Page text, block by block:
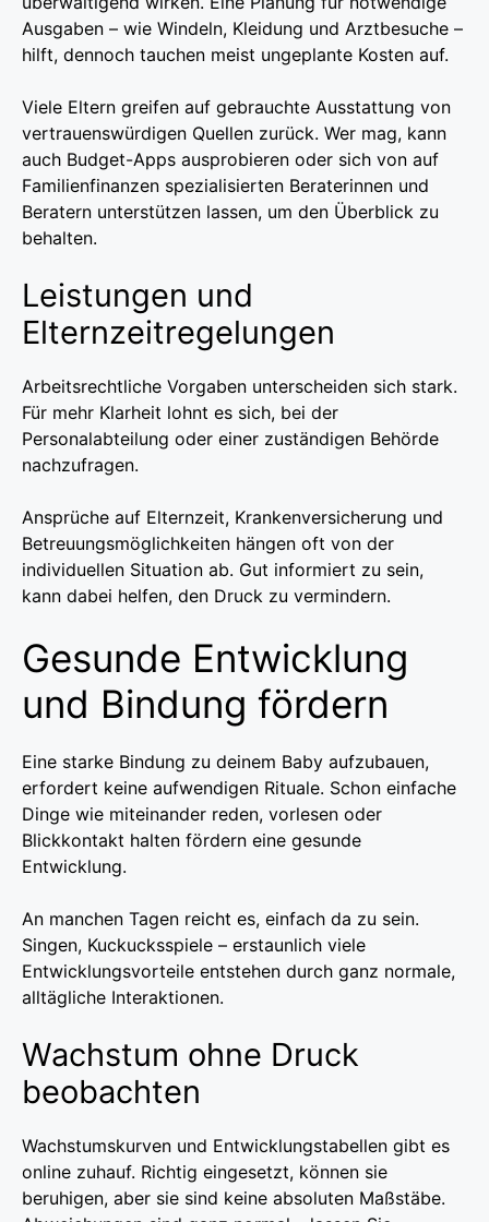
Ausgaben – wie Windeln, Kleidung und Arztbesuche –
hilft, dennoch tauchen meist ungeplante Kosten auf.
Viele Eltern greifen auf gebrauchte Ausstattung von
vertrauenswürdigen Quellen zurück. Wer mag, kann
auch Budget-Apps ausprobieren oder sich von auf
Familienfinanzen spezialisierten Beraterinnen und
Beratern unterstützen lassen, um den Überblick zu
behalten.
Leistungen und
Elternzeitregelungen
Arbeitsrechtliche Vorgaben unterscheiden sich stark.
Für mehr Klarheit lohnt es sich, bei der
Personalabteilung oder einer zuständigen Behörde
nachzufragen.
Ansprüche auf Elternzeit, Krankenversicherung und
Betreuungsmöglichkeiten hängen oft von der
individuellen Situation ab. Gut informiert zu sein,
kann dabei helfen, den Druck zu vermindern.
Gesunde Entwicklung
und Bindung fördern
Eine starke Bindung zu deinem Baby aufzubauen,
erfordert keine aufwendigen Rituale. Schon einfache
Dinge wie miteinander reden, vorlesen oder
Blickkontakt halten fördern eine gesunde
Entwicklung.
An manchen Tagen reicht es, einfach da zu sein.
Singen, Kuckucksspiele – erstaunlich viele
Entwicklungsvorteile entstehen durch ganz normale,
alltägliche Interaktionen.
Wachstum ohne Druck
beobachten
Wachstumskurven und Entwicklungstabellen gibt es
online zuhauf. Richtig eingesetzt, können sie
beruhigen, aber sie sind keine absoluten Maßstäbe.